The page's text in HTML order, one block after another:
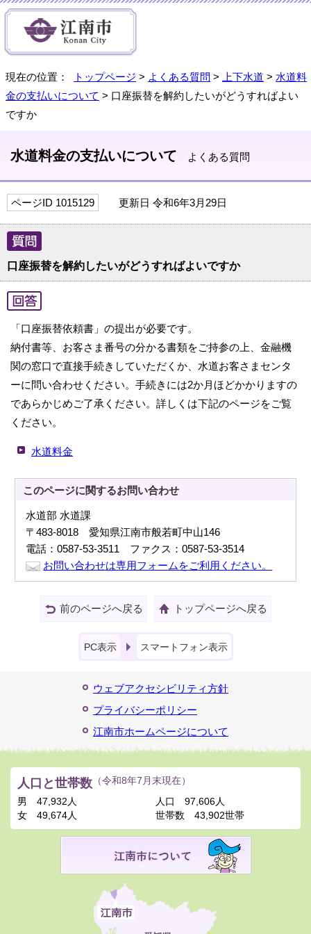
現在の位置： トップページ > よくある質問 > 上下水道 > 水道料
金の支払いについて > 口座振替を解約したいがどうすればよい
ですか
水道料金の支払いについて よくある質問
ページID 1015129 更新日 令和6年3月29日
口座振替を解約したいがどうすればよいですか
「口座振替依頼書」の提出が必要です。
納付書等、お客さま番号の分かる書類をご持参の上、金融機
関の窓口で直接手続きしていただくか、水道お客さまセンタ
ーに問い合わせください。手続きには2か月ほどかかりますの
であらかじめご了承ください。詳しくは下記のページをご覧
ください。
水道料金
このページに関するお問い合わせ
水道部 水道課
〒483-8018 愛知県江南市般若町中山146
電話：0587-53-3511 ファクス：0587-53-3514
お問い合わせは専用フォームをご利用ください。
前のページへ戻る トップページへ戻る
PC表示 スマートフォン表示
ウェブアクセシビリティ方針
プライバシーポリシー
江南市ホームページについて
人口と世帯数 （令和8年7月末現在）
男
47,932人
女
49,674人
人口
97,606人
世帯数
43,902世帯